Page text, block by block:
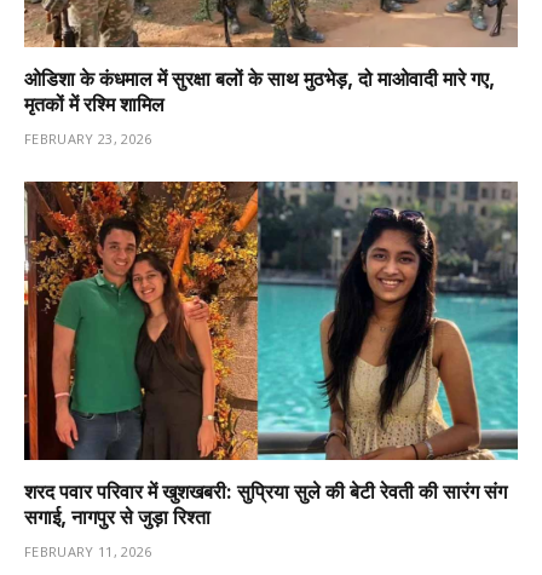
ओडिशा के कंधमाल में सुरक्षा बलों के साथ मुठभेड़, दो माओवादी मारे गए,
मृतकों में रश्मि शामिल
FEBRUARY 23, 2026
शरद पवार परिवार में खुशखबरी: सुप्रिया सुले की बेटी रेवती की सारंग संग
सगाई, नागपुर से जुड़ा रिश्ता
FEBRUARY 11, 2026